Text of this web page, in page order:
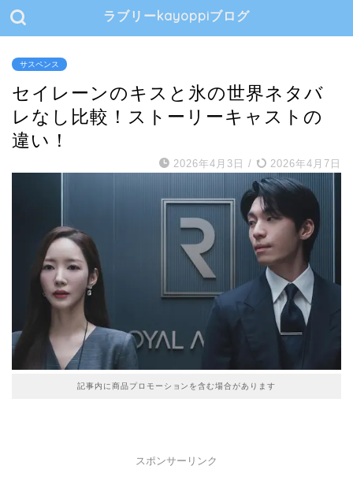
ラブリーkayoppiブログ
サスペンス
セイレーンのキスと氷の世界ネタバ
レなし比較！ストーリーキャストの
違い！
2026年4月3日 / 2026年4月7日
記事内に商品プロモーションを含む場合があります
スポンサーリンク